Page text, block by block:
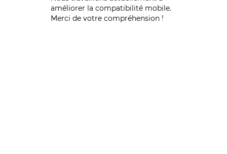
améliorer la compatibilité mobile.
Merci de votre compréhension !